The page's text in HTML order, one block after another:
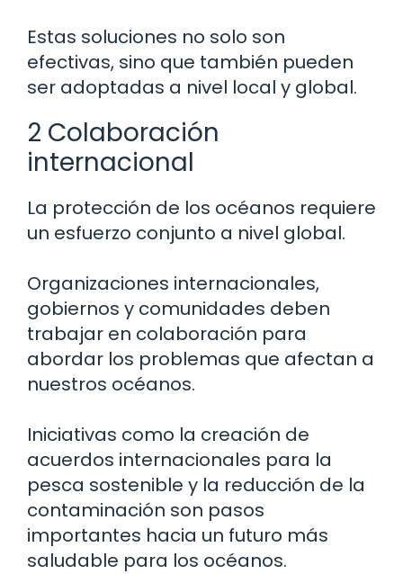
Estas soluciones no solo son
efectivas, sino que también pueden
ser adoptadas a nivel local y global.
2 Colaboración
internacional
La protección de los océanos requiere
un esfuerzo conjunto a nivel global.
Organizaciones internacionales,
gobiernos y comunidades deben
trabajar en colaboración para
abordar los problemas que afectan a
nuestros océanos.
Iniciativas como la creación de
acuerdos internacionales para la
pesca sostenible y la reducción de la
contaminación son pasos
importantes hacia un futuro más
saludable para los océanos.